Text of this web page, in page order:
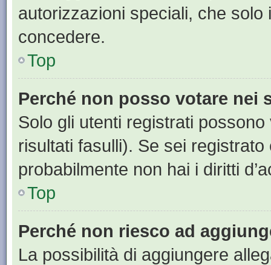
autorizzazioni speciali, che solo
concedere.
Top
Perché non posso votare nei
Solo gli utenti registrati
risultati fasulli). Se sei
probabilmente non hai i diritti
Top
Perché non riesco ad
La possibilità di aggiungere